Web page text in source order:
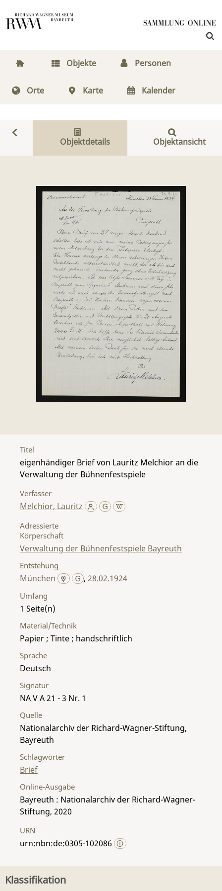
Objekte Personen
Orte Karte Kalender
Objektdetails Objektansicht
Titel
eigenhändiger Brief von Lauritz Melchior an die
Verwaltung der Bühnenfestspiele
Verfasser
Melchior, Lauritz
Adressierte
Körperschaft
Verwaltung der Bühnenfestspiele Bayreuth
Entstehung
München ,28.02.1924
Umfang
1
Material/Technik
Papier ; Tinte ; handschriftlich
Sprache
Deutsch
Signatur
NA V A 21 - 3 Nr. 1
Quelle
Nationalarchiv der Richard-Wagner-Stiftung,
Bayreuth
Schlagwörter
Brief
Online-Ausgabe
Bayreuth : Nationalarchiv der Richard-Wagner-
Stiftung, 2020
URN
urn:nbn:de:0305-102086
Klassifikation